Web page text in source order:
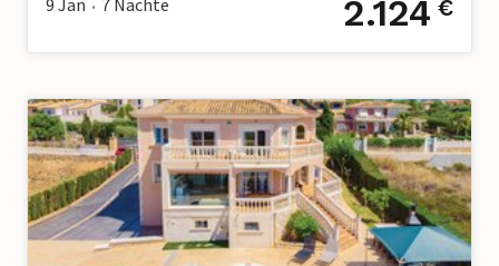
9 Jan • 7 Nächte 2.124 €